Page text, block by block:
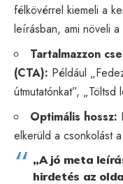
félkövérrel kiemeli a
leírásban, ami növeli a
Tartalmazzon
(CTA): Például
útmutatónkat”,
Optimális hossz:
elkerüld a csonkolást
„A jó meta
hirdetés az